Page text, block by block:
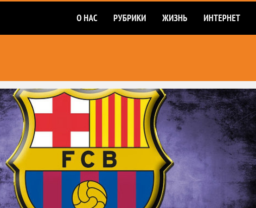
О НАС РУБРИКИ ЖИЗНЬ ИНТЕРНЕТ